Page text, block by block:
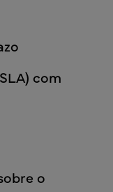
com
o